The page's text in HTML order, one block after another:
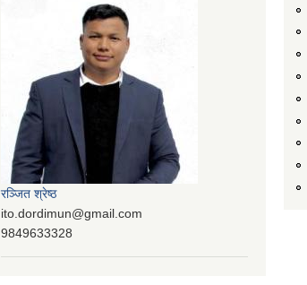
रञ्‍जित श्रेष्ठ
ito.dordimun@gmail.com
9849633328